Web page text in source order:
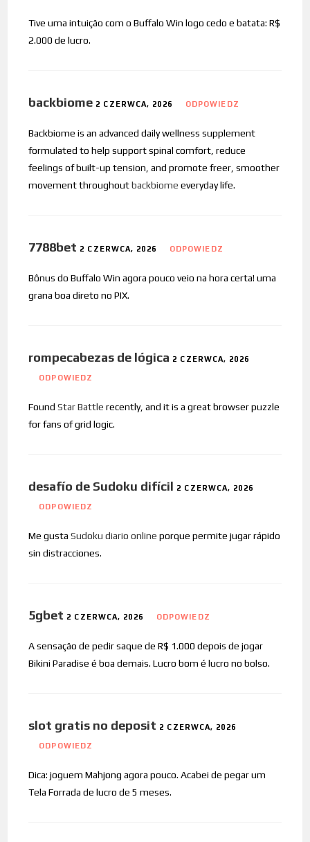
Tive uma intuição com o Buffalo Win logo cedo e batata: R$
2.000 de lucro.
backbiome 2 CZERWCA, 2026 ODPOWIEDZ
Backbiome is an advanced daily wellness supplement
formulated to help support spinal comfort, reduce
feelings of built-up tension, and promote freer, smoother
movement throughoutbackbiome everyday life.
7788bet 2 CZERWCA, 2026 ODPOWIEDZ
Bônus do Buffalo Win agora pouco veio na hora certa! uma
grana boa direto no PIX.
rompecabezas de lógica 2 CZERWCA, 2026
ODPOWIEDZ
FoundStar Battle recently, and it is a great browser puzzle
for fans of grid logic.
desafío de Sudoku difícil 2 CZERWCA, 2026
ODPOWIEDZ
Me gustaSudoku diario online porque permite jugar rápido
sin distracciones.
5gbet 2 CZERWCA, 2026 ODPOWIEDZ
A sensação de pedir saque de R$ 1.000 depois de jogar
Bikini Paradise é boa demais. Lucro bom é lucro no bolso.
slot gratis no deposit 2 CZERWCA, 2026
ODPOWIEDZ
Dica: joguem Mahjong agora pouco. Acabei de pegar um
Tela Forrada de lucro de 5 meses.